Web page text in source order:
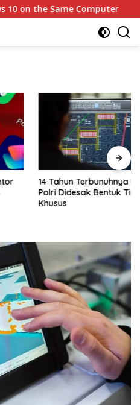
the Same Computer
14 Tahun Terbunuhnya Munir,
Polri Didesak Bentuk Tim
Khusus